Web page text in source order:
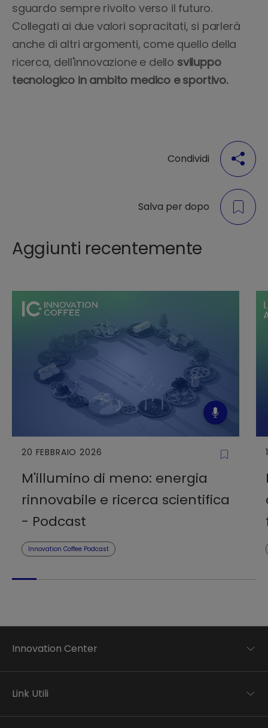
sguardo sempre rivolto verso il futuro.
Collegati ai due valori sopracitati, si parlerà
anche di altri argomenti, come quello della
ricerca, dell'innovazione e dello sviluppo
tecnologico in ambito medico e sportivo.
Condividi
Salva per dopo
Aggiunti recentemente
20 FEBBRAIO 2026
M'illumino di meno: energia
rinnovabile e ricerca scientifica
- Podcast
Innovation Coffee Podcast
Innovation Center
Applied research
Business transformation
Link Utili